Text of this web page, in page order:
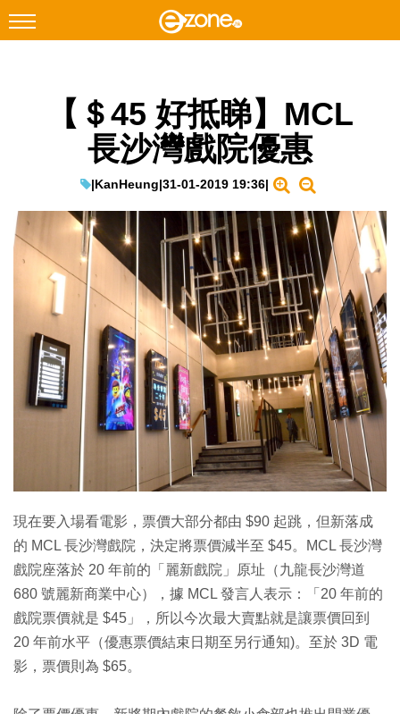
Facebook Instagram
遊戲動漫
教學評測
EduTech
IT Times
生成式AI與雲端應用
Enterprise Digital Transformation
【＄45 好抵睇】MCL
長沙灣戲院優惠
|KanHeung|31-01-2019 19:36|
現在要入場看電影，票價大部分都由 $90 起跳，但新落成
的 MCL 長沙灣戲院，決定將票價減半至 $45。MCL 長沙灣
戲院座落於 20 年前的「麗新戲院」原址（九龍長沙灣道
680 號麗新商業中心），據 MCL 發言人表示：「20 年前的
戲院票價就是 $45」，所以今次最大賣點就是讓票價回到
20 年前水平（優惠票價結束日期至另行通知)。至於 3D 電
影，票價則為 $65。